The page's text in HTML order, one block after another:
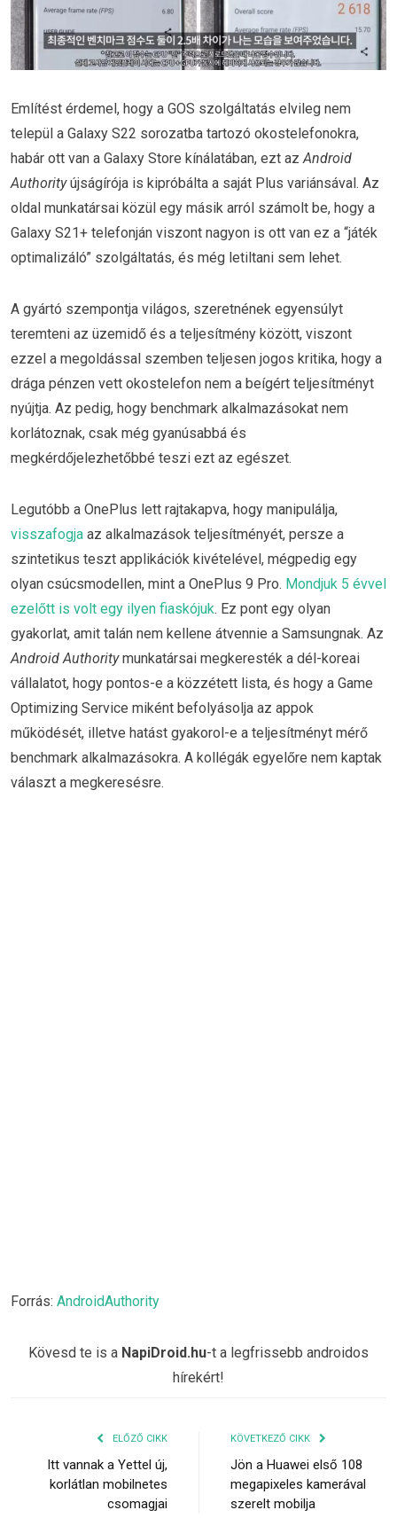
Említést érdemel, hogy a GOS szolgáltatás elvileg nem
települ a Galaxy S22 sorozatba tartozó okostelefonokra,
habár ott van a Galaxy Store kínálatában, ezt azAndroid
Authorityújságírója is kipróbálta a saját Plus variánsával. Az
oldal munkatársai közül egy másik arról számolt be, hogy a
Galaxy S21+ telefonján viszont nagyon is ott van ez a “játék
optimalizáló” szolgáltatás, és még letiltani sem lehet.
A gyártó szempontja világos, szeretnének egyensúlyt
teremteni az üzemidő és a teljesítmény között, viszont
ezzel a megoldással szemben teljesen jogos kritika, hogy a
drága pénzen vett okostelefon nem a beígért teljesítményt
nyújtja. Az pedig, hogy benchmark alkalmazásokat nem
korlátoznak, csak még gyanúsabbá és
megkérdőjelezhetőbbé teszi ezt az egészet.
Legutóbb a OnePlus lett rajtakapva, hogy manipulálja,
visszafogja az alkalmazások teljesítményét, persze a
szintetikus teszt applikációk kivételével, mégpedig egy
olyan csúcsmodellen, mint a OnePlus 9 Pro. Mondjuk 5 évvel
ezelőtt is volt egy ilyen fiaskójuk. Ez pont egy olyan
gyakorlat, amit talán nem kellene átvennie a Samsungnak. Az
Android Authoritymunkatársai megkeresték a dél-koreai
vállalatot, hogy pontos-e a közzétett lista, és hogy a Game
Optimizing Service miként befolyásolja az appok
működését, illetve hatást gyakorol-e a teljesítményt mérő
benchmark alkalmazásokra. A kollégák egyelőre nem kaptak
választ a megkeresésre.
Forrás: AndroidAuthority
Kövesd te is a NapiDroid.hu-t a legfrissebb androidos
hírekért!
ELŐZŐ CIKK
Itt vannak a Yettel új,
korlátlan mobilnetes
csomagjai
KÖVETKEZŐ CIKK
Jön a Huawei első 108
megapixeles kamerával
szerelt mobilja